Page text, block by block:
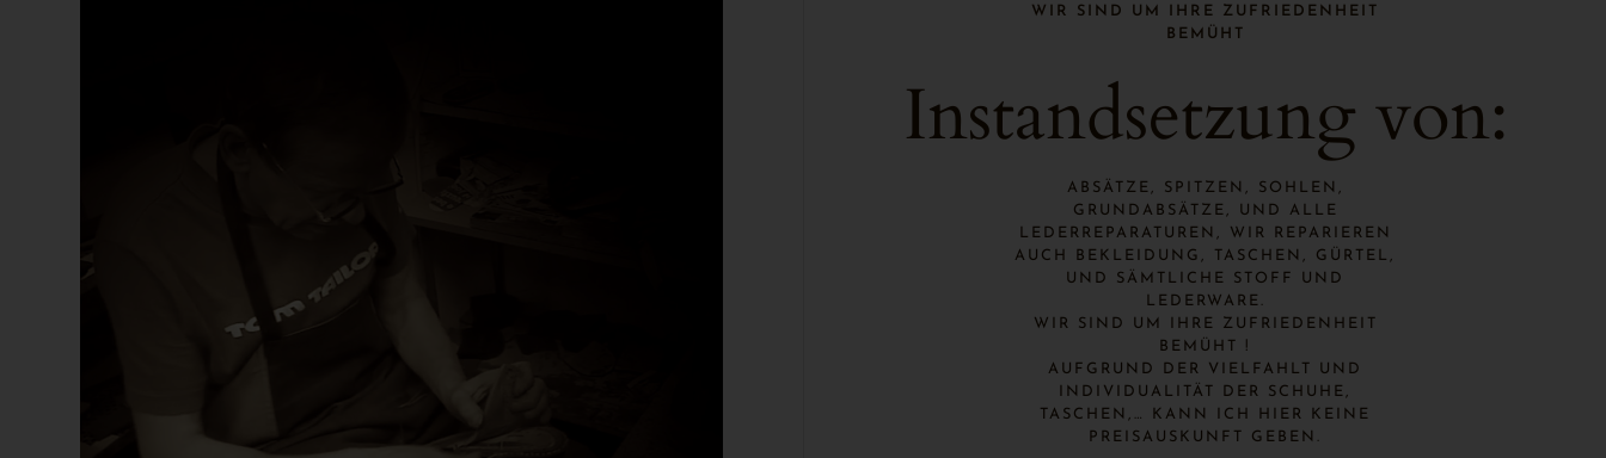
WIR SIND UM IHRE ZUFRIEDENHEIT
BEMÜHT
Instandsetzung von:
ABSÄTZE, SPITZEN, SOHLEN,
GRUNDABSÄTZE, UND ALLE
LEDERREPARATUREN, WIR REPARIEREN
AUCH BEKLEIDUNG, TASCHEN, GÜRTEL,
UND SÄMTLICHE STOFF UND
LEDERWARE.
WIR SIND UM IHRE ZUFRIEDENHEIT
BEMÜHT !
AUFGRUND DER VIELFAHLT UND
INDIVIDUALITÄT DER SCHUHE,
TASCHEN,… KANN ICH HIER KEINE
PREISAUSKUNFT GEBEN.